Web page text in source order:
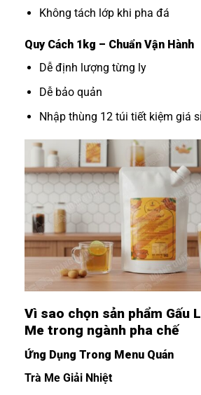
Không tách lớp khi pha đá
Quy Cách 1kg – Chuẩn Vận Hành
Dễ định lượng từng ly
Dễ bảo quản
Nhập thùng 12 túi tiết kiệm giá
Vì sao chọn sản phẩm Gấu
Me trong ngành pha chế
Ứng Dụng Trong Menu Quán
Trà Me Giải Nhiệt